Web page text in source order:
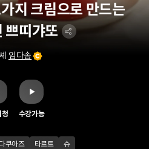
지 크림으로 만드는
쁘띠갸또
임다솜
청 수강가능
다쿠아즈 타르트 슈